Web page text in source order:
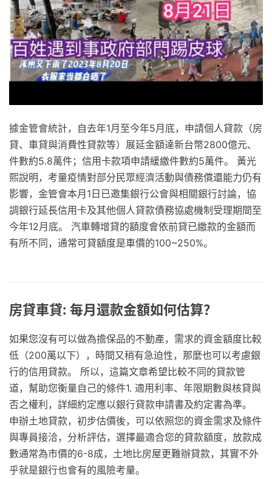
據金管會統計，自去年1月至今年5月底，申請個人貸款（房
貸、車貸與消費性貸款等）展延金額達新台幣2800億元、
件數約5.8萬件；信用卡款項申請緩繳件數約5萬件。 黃光
熙說明，考量疫情對部分民眾經濟活動與債務償還能力仍有
影響，金管會本月1日已邀集銀行公會與相關銀行討論，協
調銀行延長信用卡及其他個人貸款債務協處機制受理期間至
今年12月底。 汽車轉增貸的額度會依前貸已繳款的金額而
有所不同，通常可貸額度是車價的100~250%。
房貸車貸: 每月還款金額如何估算？
如果您沒有可以做為擔保品的不動產，需求的資金額度比較
低（200萬以下），時間又稍有急迫性，那麼也可以考慮銀
行的信用貸款。 所以，這篇文章希望比較不同的貸款管
道，幫助您衡量自己的條件1. 適用利率、年限期數與核貸與
否之權利，詳細約定應以銀行貸款申請書及約定書為準。
申辦土地貸款，初步估價後，可以依照您的資金需求及條件
與專員接洽，分析評估，選擇最適合您的貸款額度，放款成
數通常為市價的6-8成，土地比房屋更難辦貸款，其實不外
乎就是銀行也會有的風險考量。